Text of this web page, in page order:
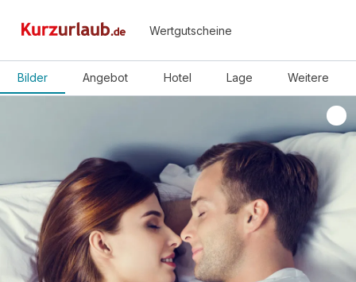
Wertgutscheine
Bilder Angebot Hotel Lage Weitere